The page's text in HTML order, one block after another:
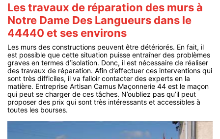
Les travaux de réparation des murs à
Notre Dame Des Langueurs dans le
44440 et ses environs
Les murs des constructions peuvent être détériorés. En fait, il
est possible que cette situation puisse entraîner des problèmes
graves en termes d’isolation. Donc, il est nécessaire de réaliser
des travaux de réparation. Afin d’effectuer ces interventions qui
sont très difficiles, il va falloir contacter des experts en la
matière. Entreprise Artisan Camus Maçonnerie 44 est le maçon
qui peut se charger de ces tâches. N’oubliez pas qu’il peut
proposer des prix qui sont très intéressants et accessibles à
toutes les bourses.